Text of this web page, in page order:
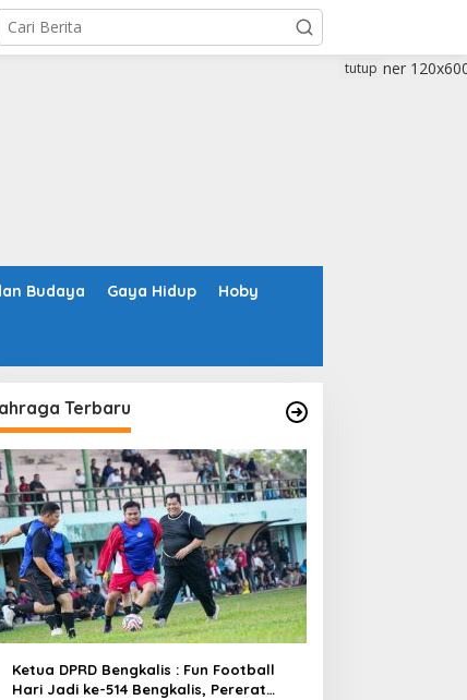
Budaya Gaya Hidup Hoby
tutup
Terbaru
Ketua DPRD Bengkalis : Fun Football
Hari Jadi ke-514 Bengkalis, Pererat